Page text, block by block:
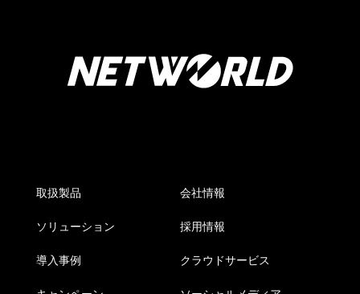
取扱製品
ソリューション
導入事例
会社情報
採用情報
クラウドサービス